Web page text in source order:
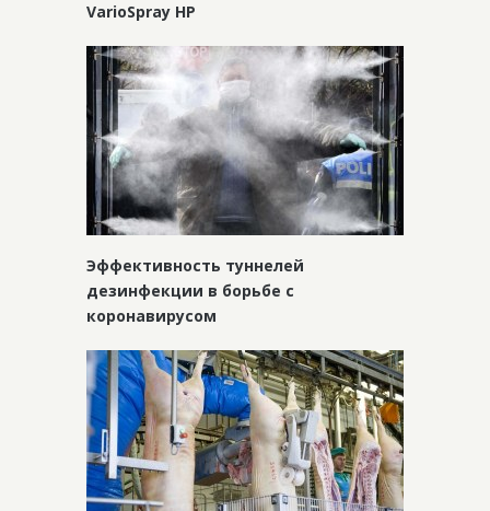
VarioSpray HP
Эффективность туннелей
дезинфекции в борьбе с
коронавирусом